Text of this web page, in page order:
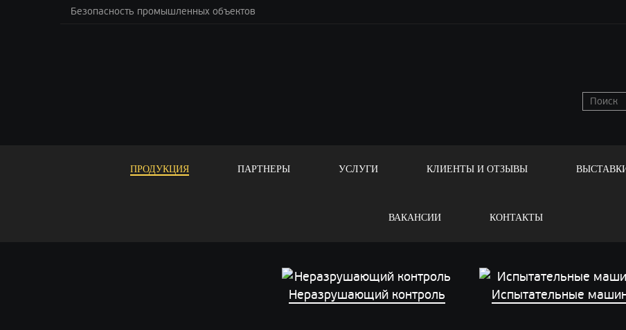
Безопасность промышленных объектов
ПРОДУКЦИЯ ПАРТНЕРЫ УСЛУГИ КЛИЕНТЫ И ОТЗЫВЫ
ВАКАНСИИ КОНТАКТЫ
Неразрушающий контроль Испытательные